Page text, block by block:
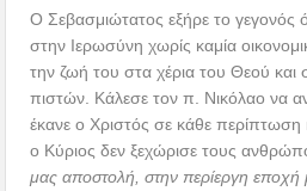
Ο Σεβασμιώτατος εξήρε το γεγονός
στην Ιερωσύνη χωρίς καμία
την ζωή του στα χέρια του Θεού και
πιστών. Κάλεσε τον π. Νικόλαο να
έκανε ο Χριστός σε κάθε περίπτωση
ο Κύριος δεν ξεχώρισε τους
μας αποστολή, στην περίεργη